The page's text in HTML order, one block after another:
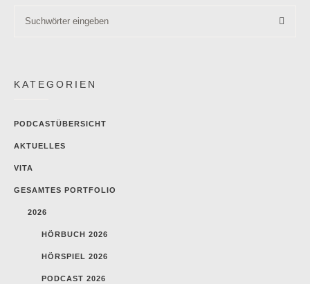
KATEGORIEN
PODCASTÜBERSICHT
AKTUELLES
VITA
GESAMTES PORTFOLIO
2026
HÖRBUCH 2026
HÖRSPIEL 2026
PODCAST 2026